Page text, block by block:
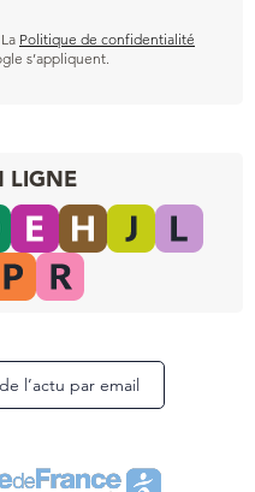
Politique de confidentialité
s’appliquent.
LIGNE
l’actu par email